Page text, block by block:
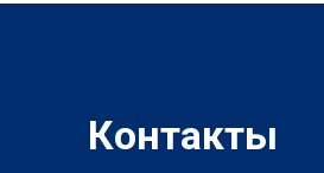
Контакты